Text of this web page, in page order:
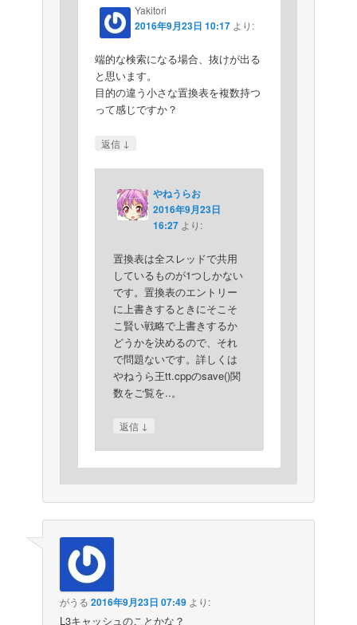
Yakitori
2016年9月23日 10:17 より:
端的な検索になる場合、抜けが出る
と思います。
目的の違う小さな置換表を複数持つ
って感じですか？
返信 ↓
やねうらお
2016年9月23日
16:27 より:
置換表は全スレッドで共用
しているものが1つしかない
です。置換表のエントリー
に上書きするときにそこそ
こ賢い戦略で上書きするか
どうかを決めるので、それ
で問題ないです。詳しくは
やねうら王tt.cppのsave()関
数をご覧を..。
返信 ↓
がうる 2016年9月23日 07:49 より:
L3キャッシュのことかな？